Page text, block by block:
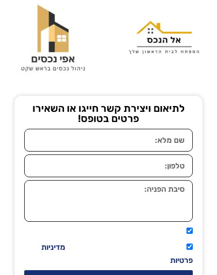
לתיאום ויצירת קשר חייגו או השאירו
פרטים בטופס!
מדיניות
פרטיות